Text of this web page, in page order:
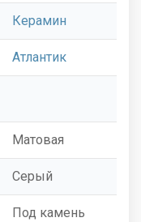
Керамин
Атлантик
Матовая
Серый
Под камень